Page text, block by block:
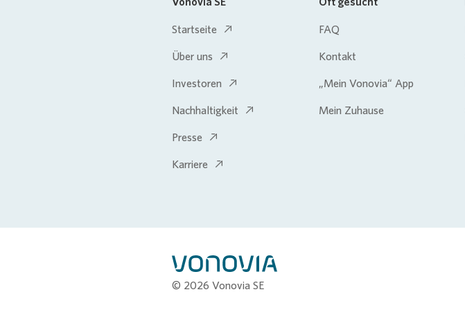
Startseite
Über uns
Investoren
Nachhaltigkeit
Presse
Karriere
FAQ
Kontakt
„Mein Vonovia“ App
Mein Zuhause
© 2026 Vonovia SE